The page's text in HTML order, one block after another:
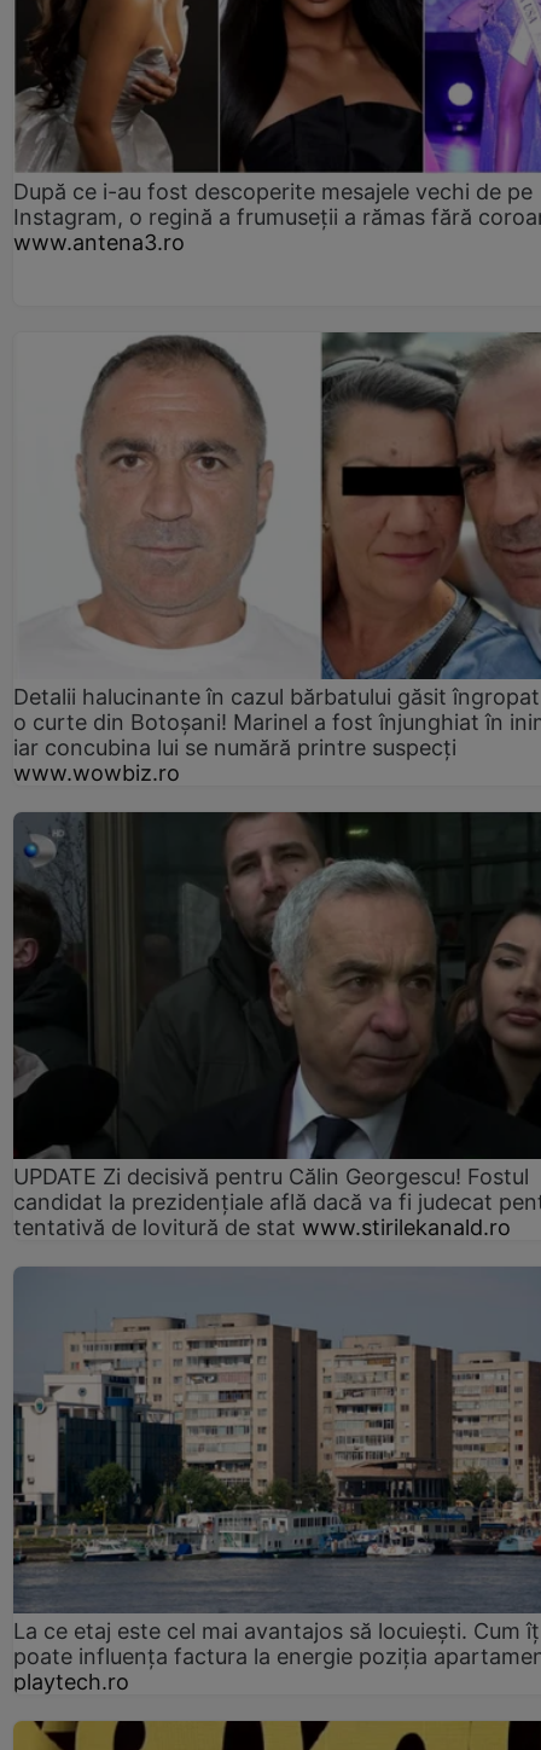
După ce i-au fost descoperite mesajele vechi de pe
Instagram, o regină a frumuseții a rămas fără
www.antena3.ro
Detalii halucinante în cazul bărbatului găsit
o curte din Botoșani! Marinel a fost înjunghiat în
iar concubina lui se numără printre suspecți
www.wowbiz.ro
UPDATE Zi decisivă pentru Călin Georgescu! Fostul
candidat la prezidențiale află dacă va fi judecat
tentativă de lovitură de stat www.stirilekanald.ro
La ce etaj este cel mai avantajos să locuiești. Cum
poate influența factura la energie poziția
playtech.ro